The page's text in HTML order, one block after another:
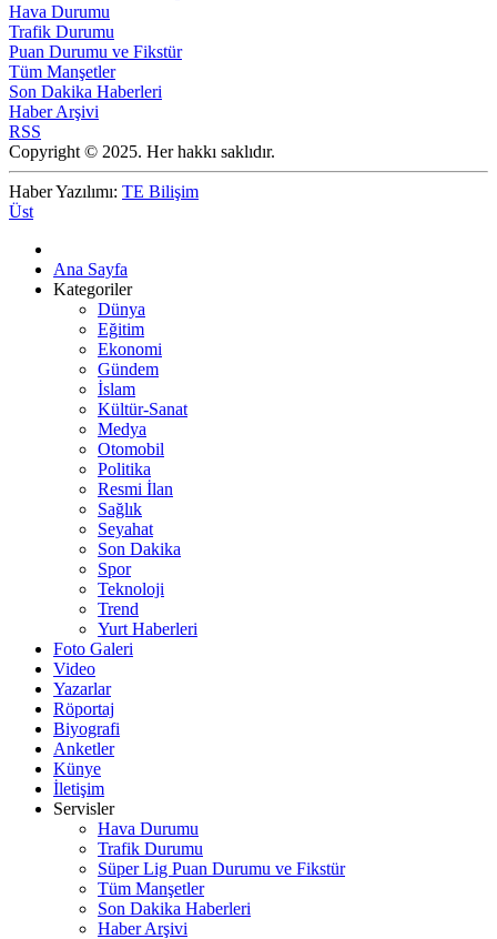
Hava Durumu
Trafik Durumu
Puan Durumu ve Fikstür
Tüm Manşetler
Son Dakika Haberleri
Haber Arşivi
RSS
Copyright © 2025. Her hakkı saklıdır.
Haber Yazılımı: TE Bilişim
Üst
Ana Sayfa
Kategoriler
Dünya
Eğitim
Ekonomi
Gündem
İslam
Kültür-Sanat
Medya
Otomobil
Politika
Resmi İlan
Sağlık
Seyahat
Son Dakika
Spor
Teknoloji
Trend
Yurt Haberleri
Foto Galeri
Video
Yazarlar
Röportaj
Biyografi
Anketler
Künye
İletişim
Servisler
Hava Durumu
Trafik Durumu
Süper Lig Puan Durumu ve Fikstür
Tüm Manşetler
Son Dakika Haberleri
Haber Arşivi